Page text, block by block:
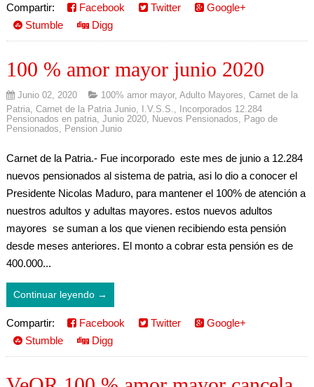
Compartir: Facebook Twitter
Google+
Stumble
Digg
100 % amor mayor junio 2020
Junio 02, 2020 100% amor mayor, Adulto Mayores, Carnet de la
Patria, Carnet de la Patria Junio, I.V.S.S.,
Incorporados 12.284
Pensionados en patria, Junio 2020, Nuevos Pensionados, Pago de
Pensionados, Pension Junio
Carnet de la Patria.- Fue incorporado este mes de junio a 12.284
nuevos pensionados al sistema de patria, asi lo dio a conocer el
Presidente Nicolas Maduro, para mantener el 100% de atención a
nuestros adultos y adultas mayores. estos nuevos adultos
mayores se suman a los que vienen recibiendo esta pensión
desde meses anteriores. El monto a cobrar esta pensión es de
400.000...
Continuar leyendo →
Compartir: Facebook Twitter
Google+
Stumble
Digg